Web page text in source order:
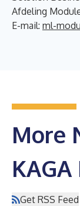
Afdeling
E-mail: ml-
More
KAGA
Get RSS Feed